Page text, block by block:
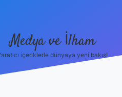
Medya ve İlham
içeriklerle dünyaya yeni bakış!